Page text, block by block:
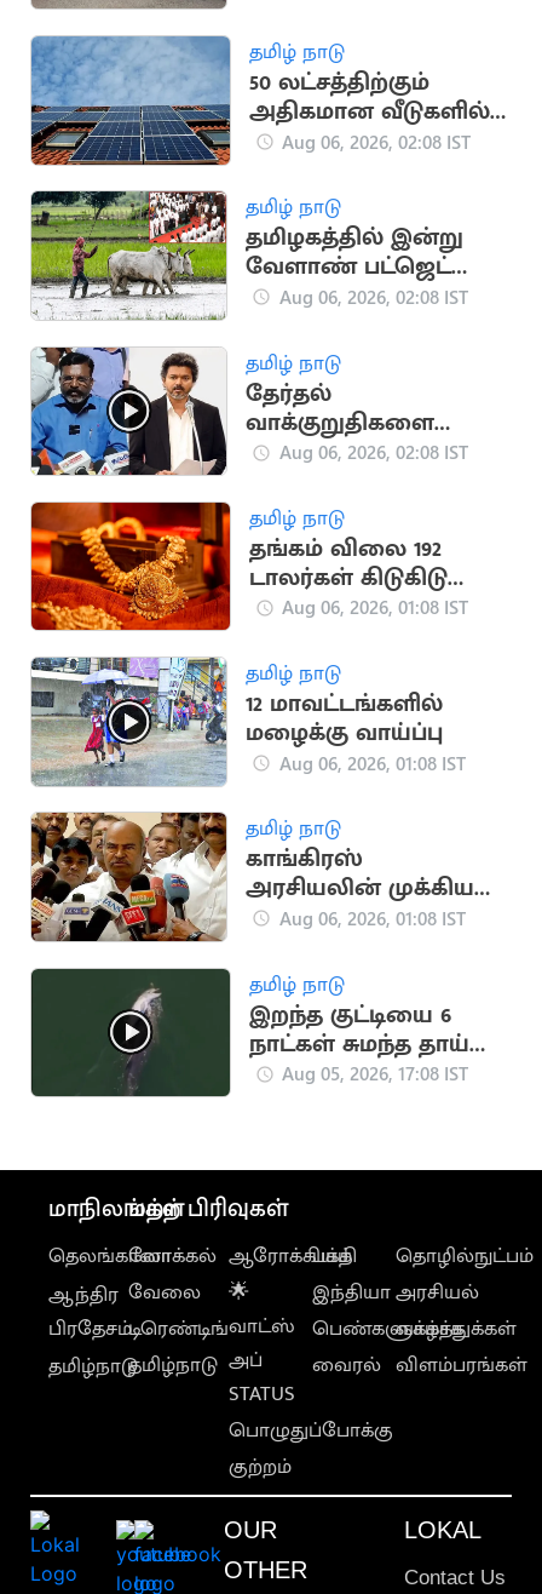
தமிழ் நாடு
50 லட்சத்திற்கும்
அதிகமான வீடுகளில்
சோலார் பேனல்கள்:
Aug 06, 2026, 02:08 IST
தமிழ் நாடு
தமிழகத்தில் இன்று
வேளாண் பட்ஜெட்
தாக்கல்: ரூ.14,984 கோடி
Aug 06, 2026, 02:08 IST
தமிழ் நாடு
தேர்தல்
வாக்குறுதிகளை
தவெக அரசு
நிறைவேற்றும்..
திருமாவளவன்
Aug 06, 2026, 02:08 IST
தமிழ் நாடு
தங்கம் விலை 192
டாலர்கள் கிடுகிடு
உயர்வு
Aug 06, 2026, 01:08 IST
தமிழ் நாடு
12 மாவட்டங்களில்
மழைக்கு வாய்ப்பு
Aug 06, 2026, 01:08 IST
தமிழ் நாடு
காங்கிரஸ்
அரசியலின் முக்கிய
முகம் கே.வி.தங்கபாலு
Aug 06, 2026, 01:08 IST
தமிழ் நாடு
இறந்த குட்டியை 6
நாட்கள் சுமந்த தாய்
டால்பின் (வைரல்
Aug 05, 2026, 17:08 IST
மாநிலங்கள்
தெலங்கானா
ஆந்திர
பிரதேசம்
தமிழ்நாடு
மற்ற பிரிவுகள்
லோக்கல்
வேலை
டிரெண்டிங்
தமிழ்நாடு
ஆரோக்கியம்
🌟
வாட்ஸ்
அப்
STATUS
பொழுதுப்போக்கு
குற்றம்
பக்தி
இந்தியா
பெண்களுக்காக
வைரல்
தொழில்நுட்பம்
அரசியல்
வாழ்த்துக்கள்
விளம்பரங்கள்
OUR
OTHER
LOKAL
Contact Us